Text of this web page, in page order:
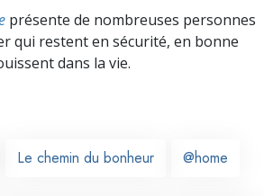
présente de nombreuses personnes
qui restent en sécurité, en bonne
dans la vie.
Le chemin du bonheur @home